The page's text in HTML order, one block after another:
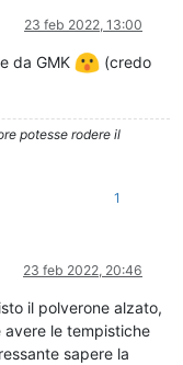
23 feb 2022, 13:00
da GMK
(credo
potesse rodere il
1
23 feb 2022, 20:46
il polverone alzato,
avere le tempistiche
sapere la